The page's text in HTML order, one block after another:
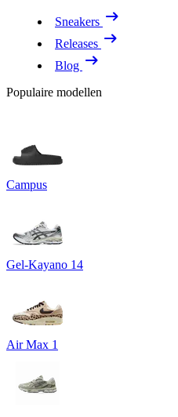
Sneakers
Releases
Blog
Populaire modellen
Campus
Gel-Kayano 14
Air Max 1